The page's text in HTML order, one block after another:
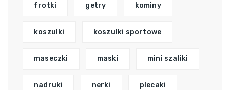
frotki getry kominy
koszulki koszulki sportowe
maseczki maski mini szaliki
nadruki nerki plecaki